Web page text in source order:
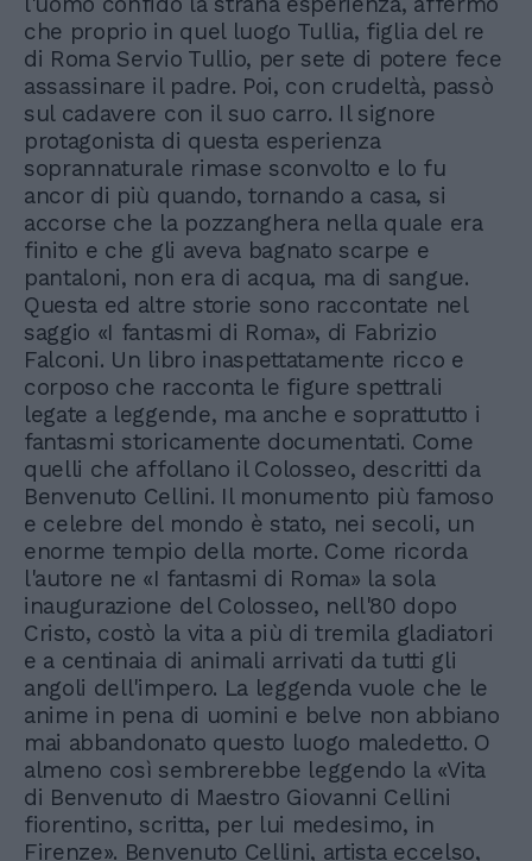
che proprio in quel luogo Tullia, figlia del re
di Roma Servio Tullio, per sete di potere fece
assassinare il padre. Poi, con crudeltà, passò
sul cadavere con il suo carro. Il signore
protagonista di questa esperienza
soprannaturale rimase sconvolto e lo fu
ancor di più quando, tornando a casa, si
accorse che la pozzanghera nella quale era
finito e che gli aveva bagnato scarpe e
pantaloni, non era di acqua, ma di sangue.
Questa ed altre storie sono raccontate nel
saggio «I fantasmi di Roma», di Fabrizio
Falconi. Un libro inaspettatamente ricco e
corposo che racconta le figure spettrali
legate a leggende, ma anche e soprattutto i
fantasmi storicamente documentati. Come
quelli che affollano il Colosseo, descritti da
Benvenuto Cellini. Il monumento più famoso
e celebre del mondo è stato, nei secoli, un
enorme tempio della morte. Come ricorda
l'autore ne «I fantasmi di Roma» la sola
inaugurazione del Colosseo, nell'80 dopo
Cristo, costò la vita a più di tremila gladiatori
e a centinaia di animali arrivati da tutti gli
angoli dell'impero. La leggenda vuole che le
anime in pena di uomini e belve non abbiano
mai abbandonato questo luogo maledetto. O
almeno così sembrerebbe leggendo la «Vita
di Benvenuto di Maestro Giovanni Cellini
fiorentino, scritta, per lui medesimo, in
Firenze». Benvenuto Cellini, artista eccelso,